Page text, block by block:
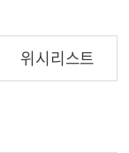
위시리스트